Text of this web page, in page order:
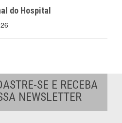
do Hospital
SE E RECEBA
NEWSLETTER